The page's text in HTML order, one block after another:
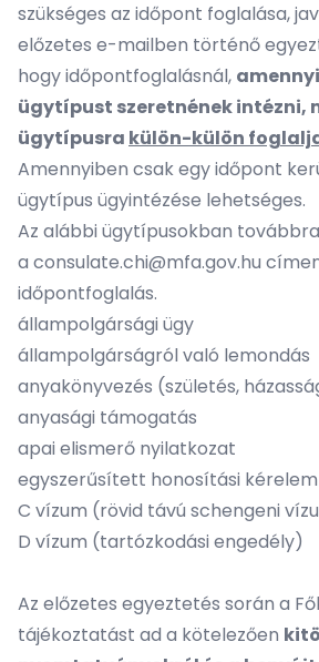
szükséges az időpont foglalása,
előzetes e-mailben történő
hogy időpontfoglalásnál,
ügytípust szeretnének intézni,
ügytípusra külön-külön
Amennyiben csak egy időpont
ügytípus ügyintézése lehetséges.
Az alábbi ügytípusokban
a consulate.chi@mfa.gov.hu
időpontfoglalás.
állampolgársági ügy
állampolgárságról való lemondás
anyakönyvezés (születés,
anyasági támogatás
apai elismerő nyilatkozat
egyszerűsített honosítási kérelem
C vízum (rövid távú schengeni
D vízum (tartózkodási engedély)
Az előzetes egyeztetés során a
tájékoztatást ad a kötelezően